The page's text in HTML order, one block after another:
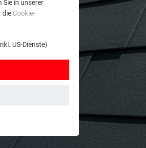
Sie in unserer
die Cookie-
US-Dienste)